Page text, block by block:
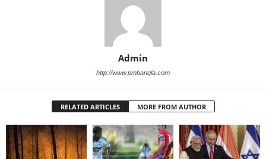
Admin
http://www.pmbangla.com
RELATED ARTICLES MORE FROM AUTHOR